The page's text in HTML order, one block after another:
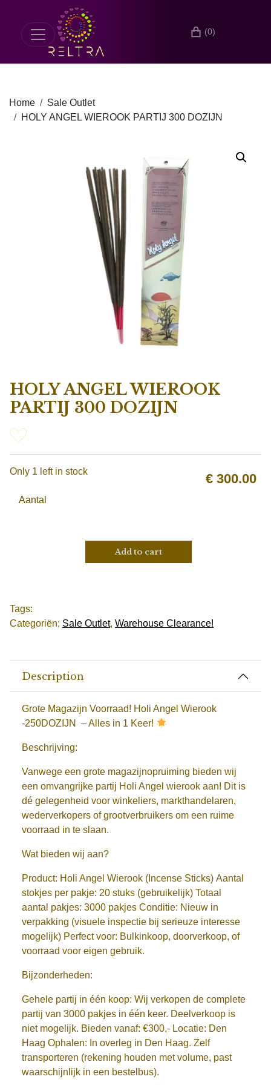
(0)
Home
Sale Outlet
HOLY ANGEL WIEROOK PARTIJ 300 DOZIJN
HOLY ANGEL WIEROOK
PARTIJ 300 DOZIJN
€ 300.00
Only 1 left in stock
Aantal
Add to cart
Tags:
Categoriën: Sale Outlet, Warehouse Clearance!
Description
Grote Magazijn Voorraad! Holi Angel Wierook
-250DOZIJN – Alles in 1 Keer!
Beschrijving:
Vanwege een grote magazijnopruiming bieden wij
een omvangrijke partij Holi Angel wierook aan! Dit is
dé gelegenheid voor winkeliers, markthandelaren,
wederverkopers of grootverbruikers om een ruime
voorraad in te slaan.
Wat bieden wij aan?
Product: Holi Angel Wierook (Incense Sticks) Aantal
stokjes per pakje: 20 stuks (gebruikelijk) Totaal
aantal pakjes: 3000 pakjes Conditie: Nieuw in
verpakking (visuele inspectie bij serieuze interesse
mogelijk) Perfect voor: Bulkinkoop, doorverkoop, of
voorraad voor eigen gebruik.
Bijzonderheden:
Gehele partij in één koop: Wij verkopen de complete
partij van 3000 pakjes in één keer. Deelverkoop is
niet mogelijk. Bieden vanaf: €300,- Locatie: Den
Haag Ophalen: In overleg in Den Haag. Zelf
transporteren (rekening houden met volume, past
waarschijnlijk in een bestelbus).